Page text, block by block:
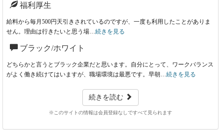
福利厚生
給料から毎月500円天引きされているのですが、一度も利用したことがありま
せん。理由は行きたいと思う場… 続きを見る
ブラック/ホワイト
どちらかと言うとブラック企業だと思います。自分にとって、ワークバランス
がよく働き続けてはいますが、職場環境は最悪です。早朝… 続きを見る
続きを読む
※このサイトの情報は会員登録なしですべて見られます